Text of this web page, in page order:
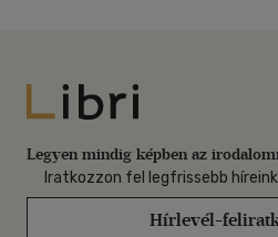
Libri
Legyen mindig képben az
Iratkozzon fel legfrissebb
Hírlevél-